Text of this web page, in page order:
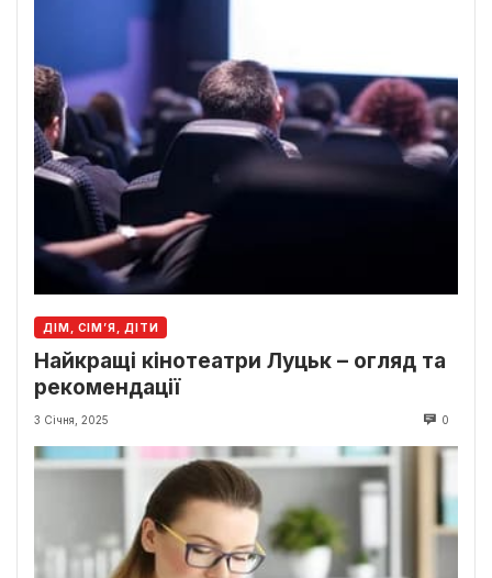
ДІМ, СІМ’Я, ДІТИ
Найкращі кінотеатри Луцьк – огляд та
рекомендації
3 Січня, 2025 0